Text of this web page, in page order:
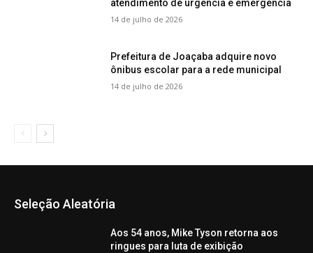
atendimento de urgência e emergência
14 de julho de 2026
Prefeitura de Joaçaba adquire novo
ônibus escolar para a rede municipal
14 de julho de 2026
Seleção Aleatória
Aos 54 anos, Mike Tyson retorna aos
ringues para luta de exibição